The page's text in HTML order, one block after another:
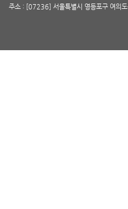
주소 : [07236] 서울특별시 영등포구 여의